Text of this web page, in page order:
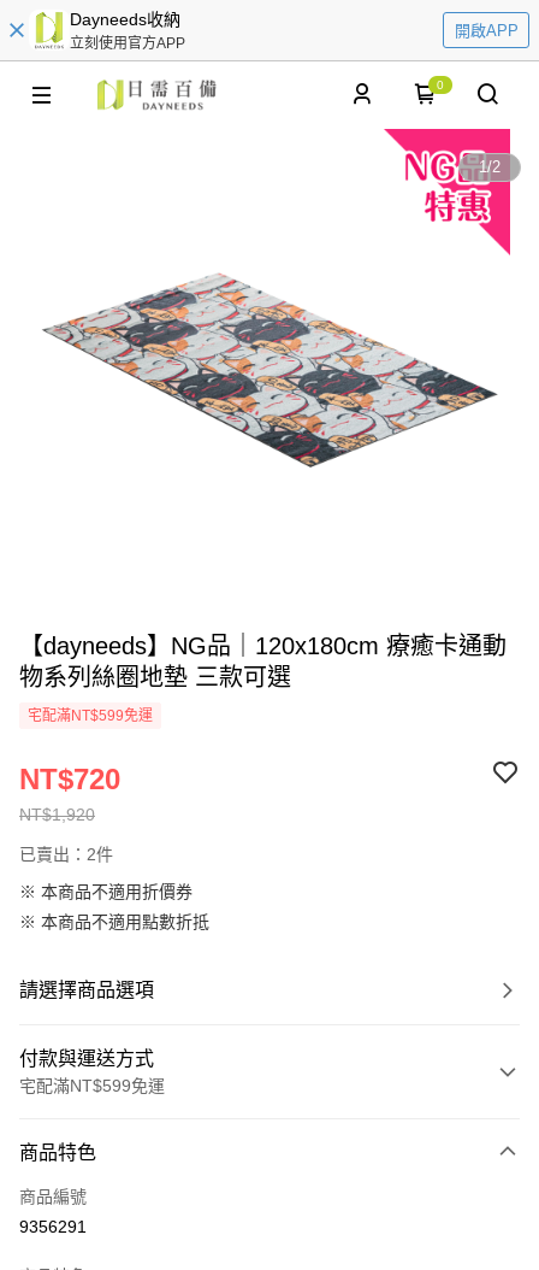
Dayneeds收納
立刻使用官方APP
開啟APP
0
1/2
【dayneeds】NG品｜120x180cm 療癒卡通動
物系列絲圈地墊 三款可選
宅配滿NT$599免運
NT$1,920
NT$720
已賣出：2件
※ 本商品不適用折價券
※ 本商品不適用點數折抵
請選擇商品選項
付款與運送方式
宅配滿NT$599免運
信用卡一次付款
信用卡分期付款
商品特色
商品編號
9356291